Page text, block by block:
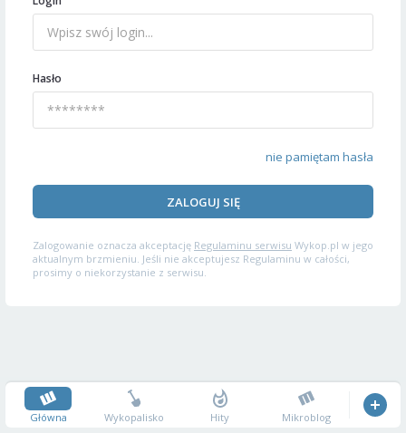
Hasło
nie pamiętam hasła
ZALOGUJ SIĘ
Zalogowanie oznacza akceptację Regulaminu serwisu Wykop.pl w jego
aktualnym brzmieniu. Jeśli nie akceptujesz Regulaminu w całości,
prosimy o niekorzystanie z serwisu.
Główna Wykopalisko Hity Mikroblog